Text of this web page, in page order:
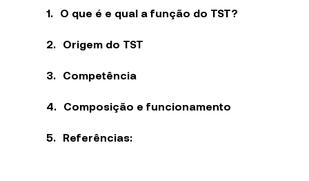
O que é e qual a função do TST?
Origem do TST
Competência
Composição e funcionamento
Referências: